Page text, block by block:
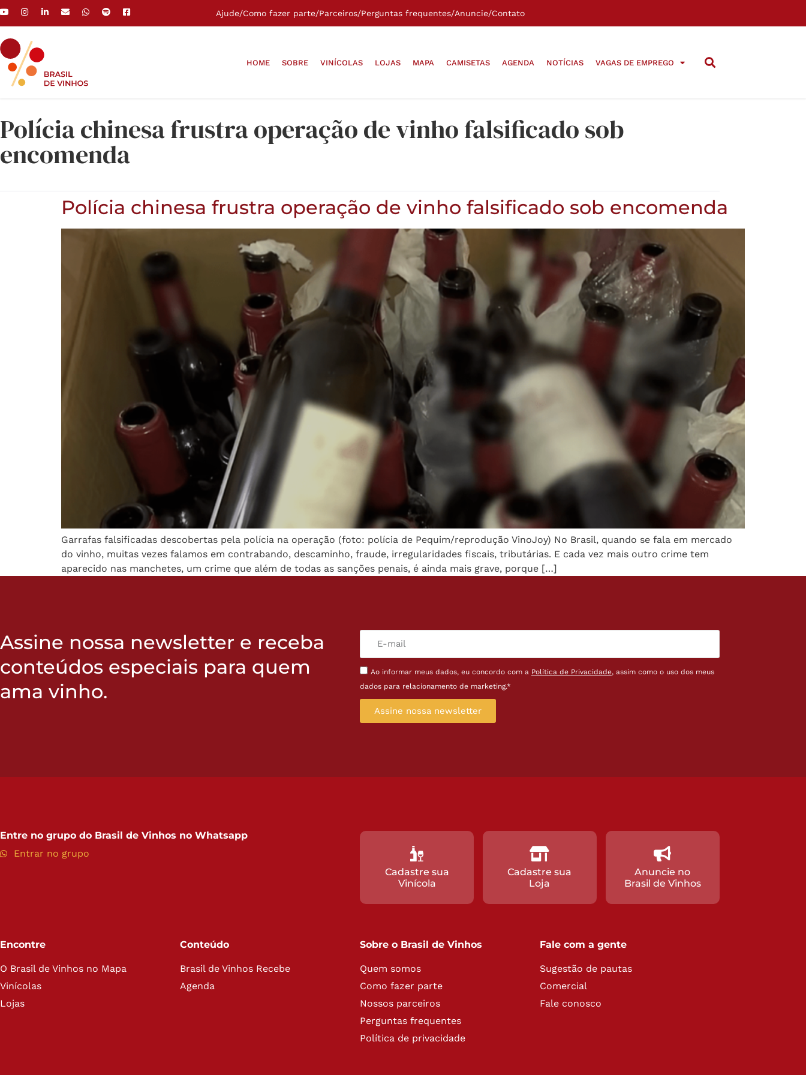
Ajude/Como fazer parte/Parceiros/Perguntas frequentes/Anuncie/Contato
HOME SOBRE VINÍCOLAS LOJAS MAPA CAMISETAS AGENDA NOTÍCIAS VAGAS DE EMPREGO
Polícia chinesa frustra operação de vinho falsificado sob
encomenda
Polícia chinesa frustra operação de vinho falsificado sob encomenda
Garrafas falsificadas descobertas pela polícia na operação (foto: polícia de Pequim/reprodução VinoJoy) No Brasil, quando se fala em mercado
do vinho, muitas vezes falamos em contrabando, descaminho, fraude, irregularidades fiscais, tributárias. E cada vez mais outro crime tem
aparecido nas manchetes, um crime que além de todas as sanções penais, é ainda mais grave, porque […]
Assine nossa newsletter e receba
conteúdos especiais para quem
ama vinho.
Ao informar meus dados, eu concordo com a Política de Privacidade, assim como o uso dos meus
dados para relacionamento de marketing.*
Assine nossa newsletter
Entre no grupo do Brasil de Vinhos no Whatsapp
Entrar no grupo
Cadastre sua
Vinícola
Cadastre sua
Loja
Anuncie no
Brasil de Vinhos
Encontre
O Brasil de Vinhos no Mapa
Vinícolas
Lojas
Conteúdo
Brasil de Vinhos Recebe
Agenda
Sobre o Brasil de Vinhos
Quem somos
Como fazer parte
Nossos parceiros
Perguntas frequentes
Política de privacidade
Fale com a gente
Sugestão de pautas
Comercial
Fale conosco